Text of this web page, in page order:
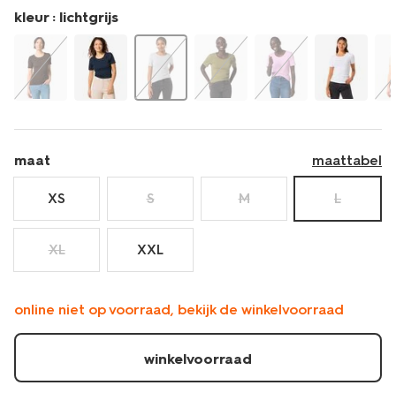
fit-
o-
hals-
36300383.html
kleur : lichtgrijs
maat maattabel
XS S M L
XL XXL
online niet op voorraad, bekijk de winkelvoorraad
winkelvoorraad